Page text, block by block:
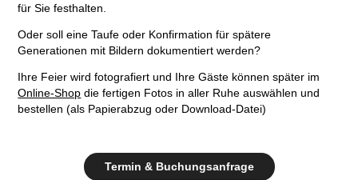
für Sie festhalten.
Oder soll eine Taufe oder Konfirmation für spätere
Generationen mit Bildern dokumentiert werden?
Ihre Feier wird fotografiert und Ihre Gäste können später im
Online-Shop die fertigen Fotos in aller Ruhe auswählen und
bestellen (als Papierabzug oder Download-Datei)
Termin & Buchungsanfrage